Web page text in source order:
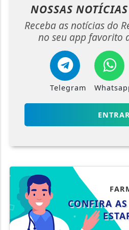
NOSSAS NOTÍCIAS
Receba as notícias do
no seu app favorito
Telegram
ENTRAR
CONFIRA